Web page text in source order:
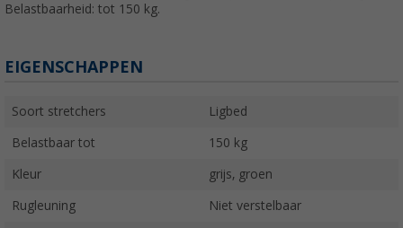
Belastbaarheid: tot 150 kg.
EIGENSCHAPPEN
Soort stretchers Ligbed
Belastbaar tot 150 kg
Kleur grijs, groen
Rugleuning Niet verstelbaar